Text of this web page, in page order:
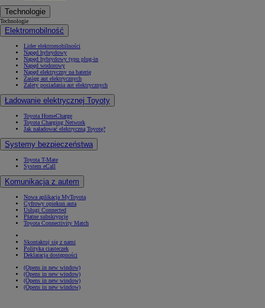
Technologie
Technologie
Elektromobilność
Lider elektromobilności
Napęd hybrydowy
Napęd hybrydowy typu plug-in
Napęd wodorowy
Napęd elektryczny na baterię
Zasięg aut elektrycznych
Zalety posiadania aut elektrycznych
Ładowanie elektrycznej Toyoty
Toyota HomeCharge
Toyota Charging Network
Jak naładować elektryczną Toyotę?
Systemy bezpieczeństwa
Toyota T-Mate
System eCall
Komunikacja z autem
Nowa aplikacja MyToyota
Cyfrowy opiekun auta
Usługi Connected
Płatne subskrypcje
Toyota Connectivity Match
Skontaktuj się z nami
Polityka ciasteczek
Deklaracja dostępności
(Opens in new window)
(Opens in new window)
(Opens in new window)
(Opens in new window)